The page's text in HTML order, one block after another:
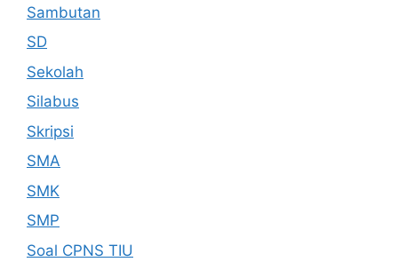
Sambutan
SD
Sekolah
Silabus
Skripsi
SMA
SMK
SMP
Soal CPNS TIU